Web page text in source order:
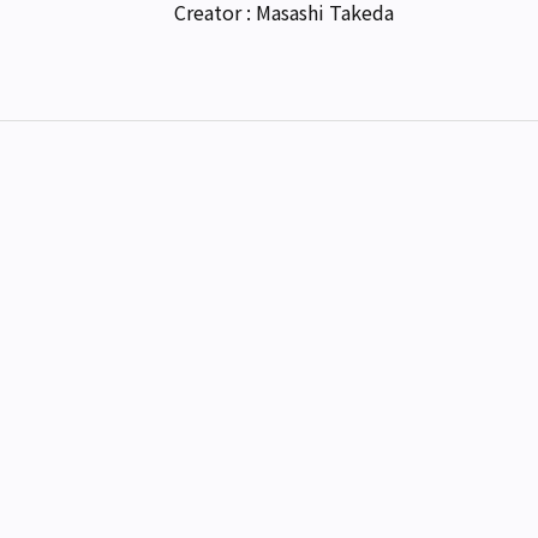
Creator : Masashi Takeda